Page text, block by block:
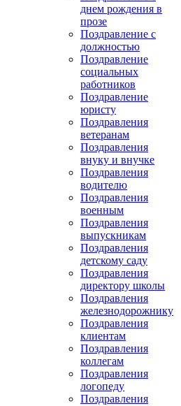
днем рождения в
прозе
Поздравление с
должностью
Поздравление
социальных
работников
Поздравление
юристу
Поздравления
ветеранам
Поздравления
внуку и внучке
Поздравления
водителю
Поздравления
военным
Поздравления
выпускникам
Поздравления
детскому саду
Поздравления
директору школы
Поздравления
железнодорожнику
Поздравления
клиентам
Поздравления
коллегам
Поздравления
логопеду
Поздравления